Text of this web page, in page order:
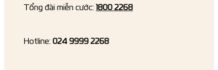
Tổng đài miễn cước: 1800 2268
Hotline: 024 9999 2268